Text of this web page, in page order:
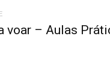
voar – Aulas